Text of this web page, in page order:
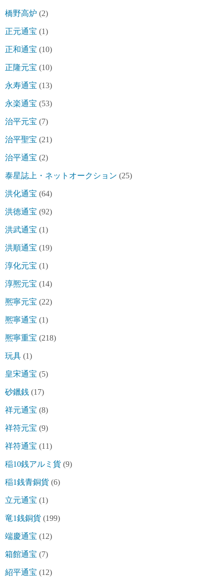
橋野高炉 (2)
正元通宝 (1)
正和通宝 (10)
正隆元宝 (10)
永寿通宝 (13)
永楽通宝 (53)
治平元宝 (7)
治平聖宝 (21)
治平通宝 (2)
泰星誌上・ネットオークション (25)
洪化通宝 (64)
洪徳通宝 (92)
洪武通宝 (1)
洪順通宝 (19)
淳化元宝 (1)
淳熈元宝 (14)
熈寧元宝 (22)
熈寧通宝 (1)
熈寧重宝 (218)
玩具 (1)
皇宋通宝 (5)
砂鑞銭 (17)
祥元通宝 (8)
祥符元宝 (9)
祥符通宝 (11)
稲10銭アルミ貨 (9)
稲1銭青銅貨 (6)
立元通宝 (1)
竜1銭銅貨 (199)
端慶通宝 (12)
箱館通宝 (7)
紹平通宝 (12)